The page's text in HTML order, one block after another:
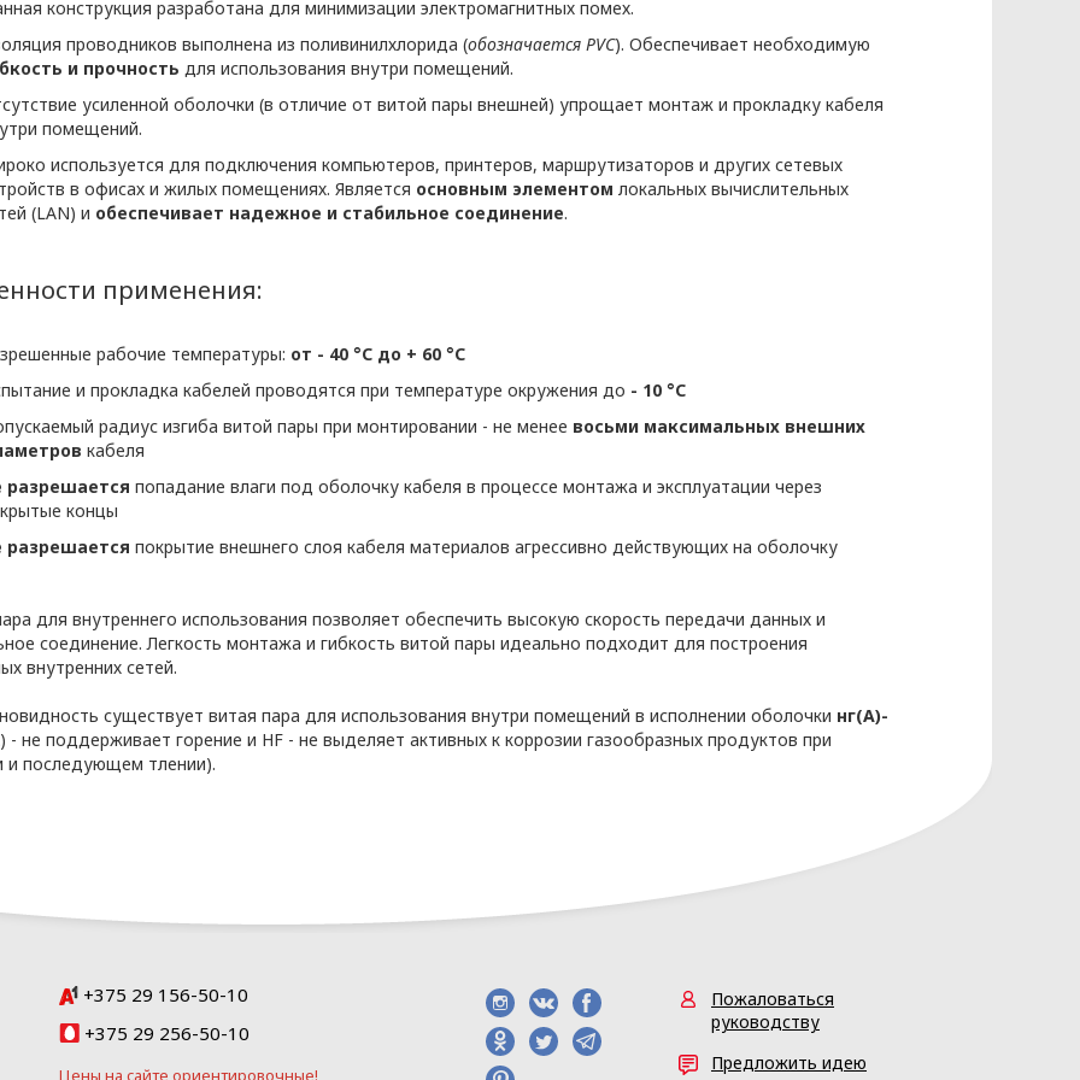
конструкция разработана для минимизации электромагнитных помех.
проводников выполнена из поливинилхлорида (обозначается PVC). Обеспечивает необходимую
и прочность для использования внутри помещений.
усиленной оболочки (в отличие от витой пары внешней) упрощает монтаж и прокладку кабеля
помещений.
используется для подключения компьютеров, принтеров, маршрутизаторов и других сетевых
в офисах и жилых помещениях. Является основным элементом локальных вычислительных
(LAN) и обеспечивает надежное и стабильное соединение.
применения:
рабочие температуры: от - 40 °С до + 60 °С
и прокладка кабелей проводятся при температуре окружения до - 10 °С
радиус изгиба витой пары при монтировании - не менее восьми максимальных внешних
кабеля
разрешается попадание влаги под оболочку кабеля в процессе монтажа и эксплуатации через
концы
разрешается покрытие внешнего слоя кабеля материалов агрессивно действующих на оболочку
для внутреннего использования позволяет обеспечить высокую скорость передачи данных и
соединение. Легкость монтажа и гибкость витой пары идеально подходит для построения
внутренних сетей.
существует витая пара для использования внутри помещений в исполнении оболочки нг(А)-
- не поддерживает горение и HF - не выделяет активных к коррозии газообразных продуктов при
и последующем тлении).
+375 29 156-50-10
+375 29 256-50-10
Цeны нa caйтe opиeнтиpoвoчные!
Пожаловаться
руководству
Предложить идею
данных
в отношении обработки персональных данных основывается на следующих
N 99-З «О защите персональных
данных);
Беларусь.
данных в ООО «ОПТИКЭНЕРГОКАБЕЛЬ» (Приложение 1)
при обработке
данные (Приложение 2);
направленные на
персональных данных.
Положении
уникальной идентификации (отпечатки пальцев рук, ладоней, радужная оболочка
и другое);
прекращение доступа к персональным данным без их удаления;
его биологического образца;
действия, в результате которых становится невозможным без использования
принадлежность персональных данных конкретному субъекту персональных